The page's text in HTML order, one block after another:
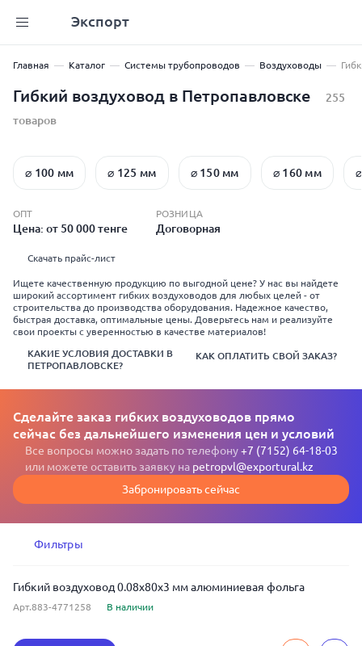
Экспорт
Главная Каталог Системы трубопроводов Воздуховоды
Гибкий воздуховод в Петропавловске
255
товаров
⌀ 100 мм ⌀ 125 мм ⌀ 150 мм ⌀ 160 мм
ОПТ
Цена: от 50 000 тенге
РОЗНИЦА
Договорная
Скачать прайс-лист
Ищете качественную продукцию по выгодной цене? У нас вы найдете
широкий ассортимент гибких воздуховодов для любых целей - от
строительства до производства оборудования. Надежное качество,
быстрая доставка, оптимальные цены. Доверьтесь нам и реализуйте
свои проекты с уверенностью в качестве материалов!
КАКИЕ УСЛОВИЯ ДОСТАВКИ В
ПЕТРОПАВЛОВСКЕ?
КАК ОПЛАТИТЬ СВОЙ ЗАКАЗ?
Сделайте заказ гибких воздуховодов прямо
сейчас без дальнейшего изменения цен и условий
Все вопросы можно задать по телефону+7 (7152) 64-18-03
или можете оставить заявку на petropvl@exportural.kz
Забронировать сейчас
Фильтры
Гибкий воздуховод 0.08x80x3 мм алюминиевая фольга
Арт.883-4771258 В наличии